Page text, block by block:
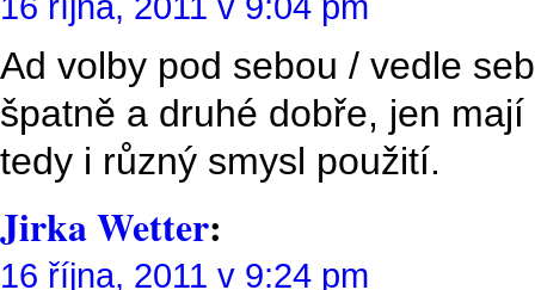
Ad volby pod sebou / vedle
špatně a druhé dobře, jen
tedy i různý smysl použití.
Jirka Wetter:
16 října, 2011 v 9:24 pm